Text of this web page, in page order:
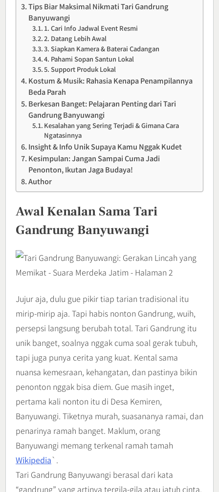
Tips Biar Maksimal Nikmati Tari Gandrung
Banyuwangi
1. Cari Info Jadwal Event Resmi
2. Datang Lebih Awal
3. Siapkan Kamera & Baterai Cadangan
4. Pahami Sopan Santun Lokal
5. Support Produk Lokal
Kostum & Musik: Rahasia Kenapa Penampilannya
Beda Parah
Berkesan Banget: Pelajaran Penting dari Tari
Gandrung Banyuwangi
Kesalahan yang Sering Terjadi & Gimana Cara
Ngatasinnya
Insight & Info Unik Supaya Kamu Nggak Kudet
Kesimpulan: Jangan Sampai Cuma Jadi
Penonton, Ikutan Jaga Budaya!
Author
Awal Kenalan Sama Tari
Gandrung Banyuwangi
Jujur aja, dulu gue pikir tiap tarian tradisional itu
mirip-mirip aja. Tapi habis nonton Gandrung, wuih,
persepsi langsung berubah total. Tari Gandrung itu
unik banget, soalnya nggak cuma soal gerak tubuh,
tapi juga punya cerita yang kuat. Kental sama
nuansa kemesraan, kehangatan, dan pastinya bikin
penonton nggak bisa diem. Gue masih inget,
pertama kali nonton itu di Desa Kemiren,
Banyuwangi. Tiketnya murah, suasananya ramai, dan
penarinya ramah banget. Maklum, orang
Banyuwangi memang terkenal ramah tamah
Wikipedia`.
Tari Gandrung Banyuwangi berasal dari kata
“gandrung” yang artinya tergila-gila atau jatuh cinta.